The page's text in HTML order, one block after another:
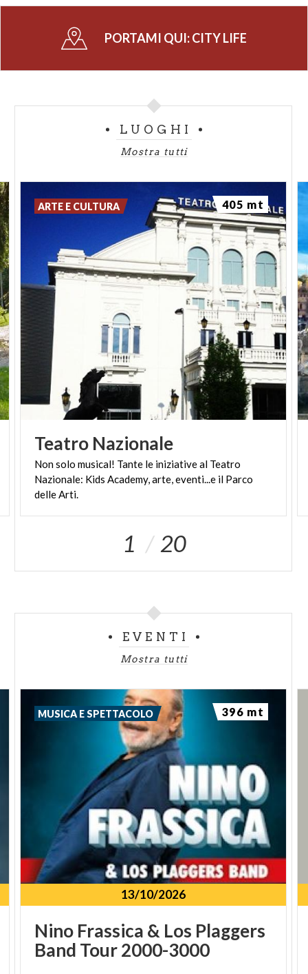
PORTAMI QUI:CITY LIFE
LUOGHI
Mostra tutti
Teatro Nazionale
Non solo musical! Tante le iniziative al Teatro
Nazionale: Kids Academy, arte, eventi...e il Parco
delle Arti.
ARTE E CULTURA 405 mt
1 20
EVENTI
Mostra tutti
13/10/2026
Nino Frassica & Los Plaggers
Band Tour2000-3000
MUSICA E SPETTACOLO 396 mt